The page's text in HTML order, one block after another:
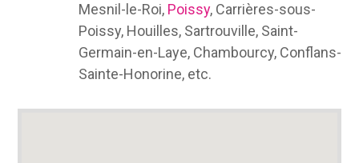
Mesnil-le-Roi, Poissy, Carrières-sous-
Poissy, Houilles, Sartrouville, Saint-
Germain-en-Laye, Chambourcy, Conflans-
Sainte-Honorine, etc.